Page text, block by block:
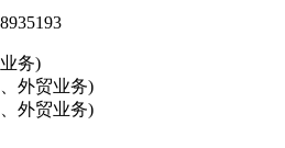
务)
外贸业务)
外贸业务)